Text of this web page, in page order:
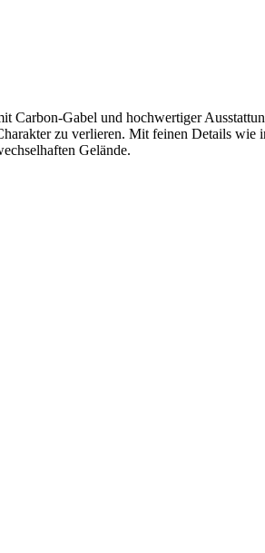
Carbon-Gabel und hochwertiger
zu verlieren. Mit feinen Details wie
Gelände.